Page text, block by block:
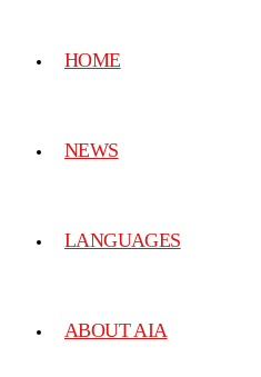
HOME
NEWS
LANGUAGES
ABOUT AIA